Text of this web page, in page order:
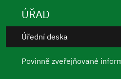
ÚŘAD
Úřední deska
Povinně zveřejňované